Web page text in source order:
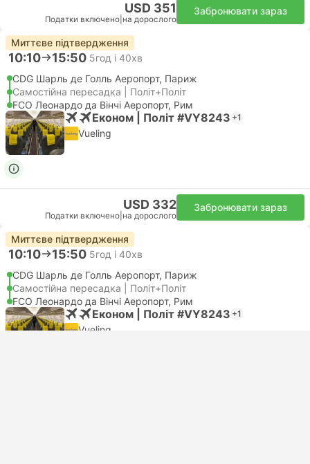
USD 351
Податки включено на дорослого
Забронювати зараз
Миттєве підтвердження
10:10 15:50 5год і 40хв
CDG Шарль де Голль Аеропорт, Париж
Самостійна пересадка | Політ+Політ
FCO Леонардо да Вінчі Аеропорт, Рим
Економ | Політ #VY8243 +1
Vueling
USD 332
Податки включено на дорослого
Забронювати зараз
Миттєве підтвердження
10:10 15:50 5год і 40хв
CDG Шарль де Голль Аеропорт, Париж
Самостійна пересадка | Політ+Політ
FCO Леонардо да Вінчі Аеропорт, Рим
Економ | Політ #VY8243 +1
Vueling